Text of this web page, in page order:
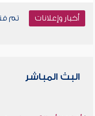
أخبار وإعلانات
تم
البث المباشر